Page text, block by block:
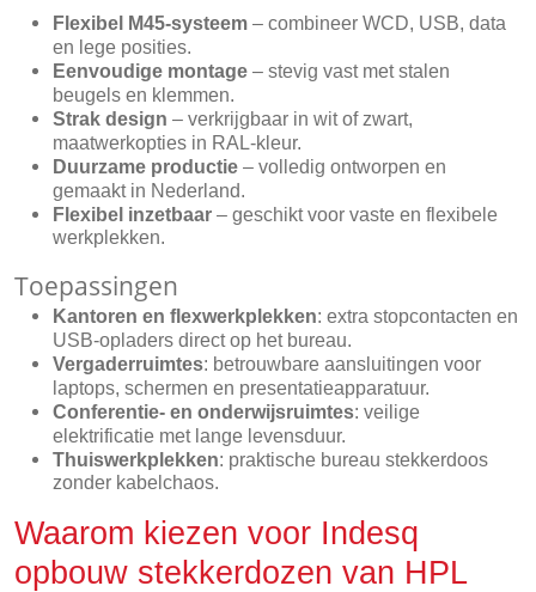
Flexibel M45-systeem – combineer WCD, USB, data
en lege posities.
Eenvoudige montage – stevig vast met stalen
beugels en klemmen.
Strak design – verkrijgbaar in wit of zwart,
maatwerkopties in RAL-kleur.
Duurzame productie – volledig ontworpen en
gemaakt in Nederland.
Flexibel inzetbaar – geschikt voor vaste en flexibele
werkplekken.
Toepassingen
Kantoren en flexwerkplekken: extra stopcontacten en
USB-opladers direct op het bureau.
Vergaderruimtes: betrouwbare aansluitingen voor
laptops, schermen en presentatieapparatuur.
Conferentie- en onderwijsruimtes: veilige
elektrificatie met lange levensduur.
Thuiswerkplekken: praktische bureau stekkerdoos
zonder kabelchaos.
Waarom kiezen voor Indesq
opbouw stekkerdozen van HPL